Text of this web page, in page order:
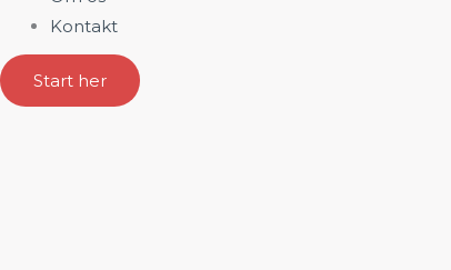
Kontakt
Start her